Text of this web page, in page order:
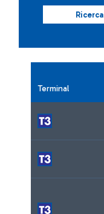
Ricerca
Terminal